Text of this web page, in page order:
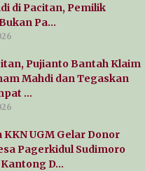
di Pacitan, Pemilik
Pa…
Pujianto Bantah Klaim
Mahdi dan Tegaskan
…
KKN UGM Gelar Donor
Pagerkidul Sudimoro
Kantong D…